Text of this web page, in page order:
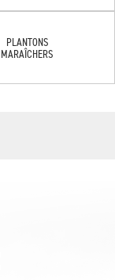
PLANTONS
MARAÎCHERS